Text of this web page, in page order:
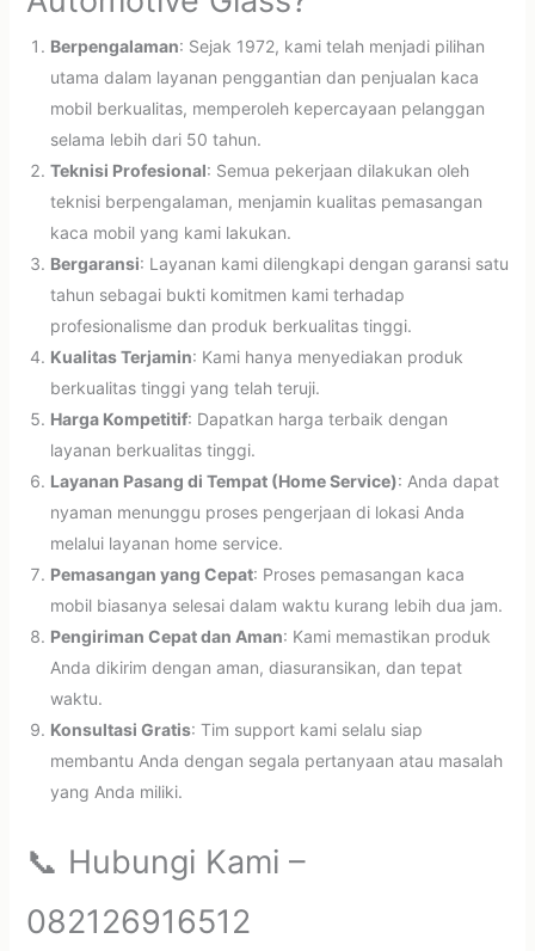
Berpengalaman: Sejak 1972, kami telah menjadi pilihan
utama dalam layanan penggantian dan penjualan kaca
mobil berkualitas, memperoleh kepercayaan pelanggan
selama lebih dari 50 tahun.
Teknisi Profesional: Semua pekerjaan dilakukan oleh
teknisi berpengalaman, menjamin kualitas pemasangan
kaca mobil yang kami lakukan.
Bergaransi: Layanan kami dilengkapi dengan garansi satu
tahun sebagai bukti komitmen kami terhadap
profesionalisme dan produk berkualitas tinggi.
Kualitas Terjamin: Kami hanya menyediakan produk
berkualitas tinggi yang telah teruji.
Harga Kompetitif: Dapatkan harga terbaik dengan
layanan berkualitas tinggi.
Layanan Pasang di Tempat (Home Service): Anda dapat
nyaman menunggu proses pengerjaan di lokasi Anda
melalui layanan home service.
Pemasangan yang Cepat: Proses pemasangan kaca
mobil biasanya selesai dalam waktu kurang lebih dua jam.
Pengiriman Cepat dan Aman: Kami memastikan produk
Anda dikirim dengan aman, diasuransikan, dan tepat
waktu.
Konsultasi Gratis: Tim support kami selalu siap
membantu Anda dengan segala pertanyaan atau masalah
yang Anda miliki.
📞 Hubungi Kami –
082126916512